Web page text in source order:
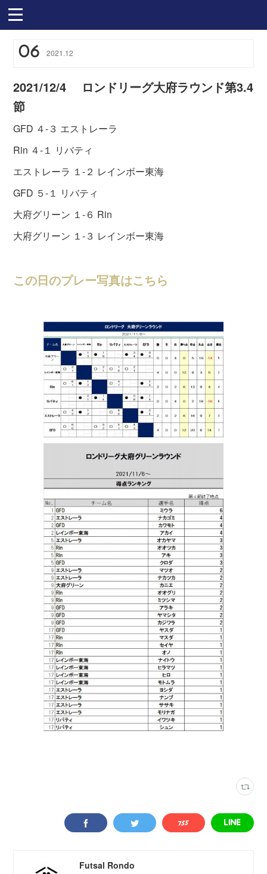
06 2021 .12
2021/12/4 ロンドリーグ大府ラウンド第3.4
節
GFD ４-３ エストレーラ
Rin ４-１ リバティ
エストレーラ １-２ レインボー東海
GFD ５-１ リバティ
大府グリーン １-６ Rin
大府グリーン １-３ レインボー東海
この日のプレー写真はこちら
Futsal Rondo